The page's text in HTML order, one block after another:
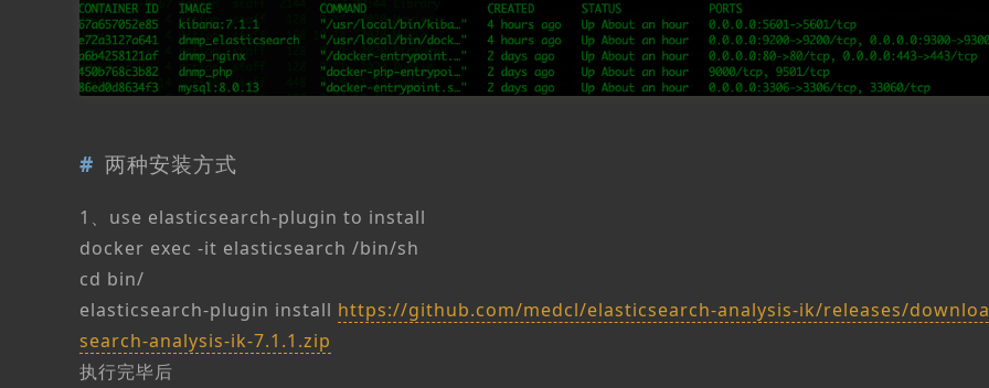
两种安装方式
1、use elasticsearch-plugin to install
docker exec -it elasticsearch /bin/sh
cd bin/
elasticsearch-plugin install https://github.com/medcl/elasticsearch-analysis-ik/releases/
search-analysis-ik-7.1.1.zip
执行完毕后